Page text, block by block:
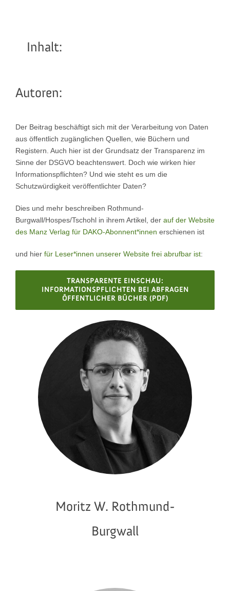
Inhalt:
Autoren:
Der Beitrag beschäftigt sich mit der Verarbeitung von Daten
aus öffentlich zugänglichen Quellen, wie Büchern und
Registern. Auch hier ist der Grundsatz der Transparenz im
Sinne der DSGVO beachtenswert. Doch wie wirken hier
Informationspflichten? Und wie steht es um die
Schutzwürdigkeit veröffentlichter Daten?
Dies und mehr beschreiben Rothmund-
Burgwall/Hospes/Tschohl in ihrem Artikel, der auf der Website
des Manz Verlag für DAKO-Abonnent*innen erschienen ist
und hier für Leser*innen unserer Website frei abrufbar ist:
TRANSPARENTE EINSCHAU:
INFORMATIONSPFLICHTEN BEI ABFRAGEN
ÖFFENTLICHER BÜCHER (PDF)
Moritz W. Rothmund-
Burgwall